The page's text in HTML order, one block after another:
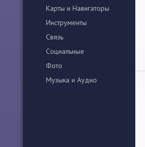
Карты и Навигаторы
Инструменты
Связь
Социальные
Фото
Музыка и Аудио